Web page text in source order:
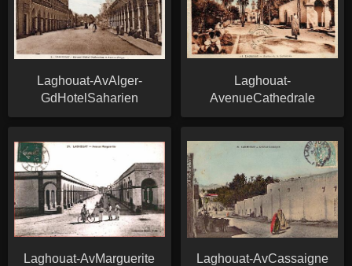
Laghouat-AvAlger-
GdHotelSaharien
Laghouat-
AvenueCathedrale
Laghouat-AvMarguerite Laghouat-AvCassaigne